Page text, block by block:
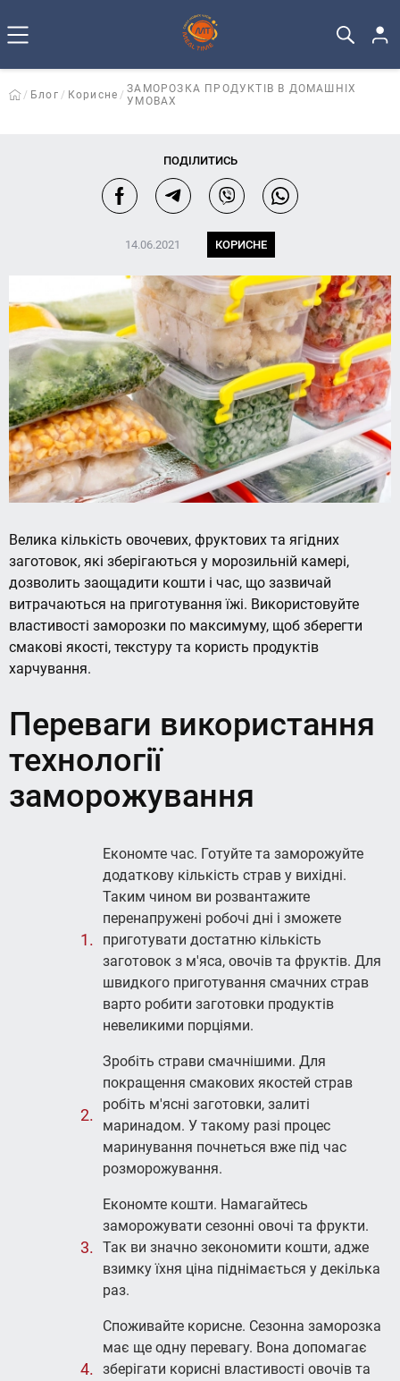
Блог Корисне
ЗАМОРОЗКА ПРОДУКТІВ В ДОМАШНІХ
УМОВАХ
ПОДІЛИТИСЬ
14.06.2021 КОРИСНЕ
Велика кількість овочевих, фруктових та ягідних
заготовок, які зберігаються у морозильній камері,
дозволить заощадити кошти і час, що зазвичай
витрачаються на приготування їжі. Використовуйте
властивості заморозки по максимуму, щоб зберегти
смакові якості, текстуру та користь продуктів
харчування.
Переваги використання
технології
заморожування
Економте час. Готуйте та заморожуйте
додаткову кількість страв у вихідні.
Таким чином ви розвантажите
перенапружені робочі дні і зможете
приготувати достатню кількість
заготовок з м'яса, овочів та фруктів. Для
швидкого приготування смачних страв
варто робити заготовки продуктів
невеликими порціями.
Зробіть страви смачнішими. Для
покращення смакових якостей страв
робіть м'ясні заготовки, залиті
маринадом. У такому разі процес
маринування почнеться вже під час
розморожування.
Економте кошти. Намагайтесь
заморожувати сезонні овочі та фрукти.
Так ви значно зекономити кошти, адже
взимку їхня ціна піднімається у декілька
раз.
Споживайте корисне. Сезонна заморозка
має ще одну перевагу. Вона допомагає
зберігати корисні властивості овочів та